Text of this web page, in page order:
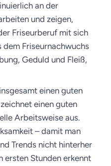
an der
und zeigen,
Friseurberuf mit sich
Friseurnachwuchs
Geduld und Fleiß,
einen guten
einen guten
Arbeitsweise aus.
– damit man
Trends nicht hinterher
ersten Stunden erkennt